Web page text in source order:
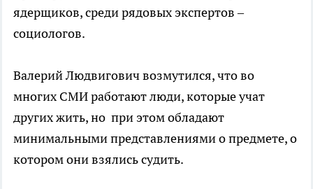
ядерщиков, среди рядовых экспертов –
социологов.
Валерий Людвигович возмутился, что во
многих СМИ работают люди, которые учат
других жить, но при этом обладают
минимальными представлениями о предмете, о
котором они взялись судить.